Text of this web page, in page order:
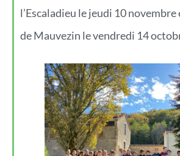
l’Escaladieu le jeudi 10 novembre
de Mauvezin le vendredi 14